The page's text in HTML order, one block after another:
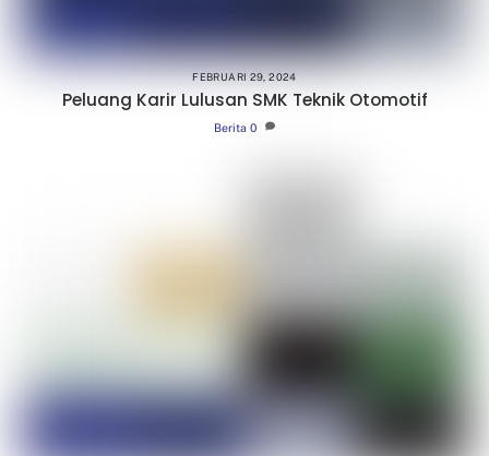
FEBRUARI 29, 2024
Peluang Karir Lulusan SMK Teknik Otomotif
Berita 0